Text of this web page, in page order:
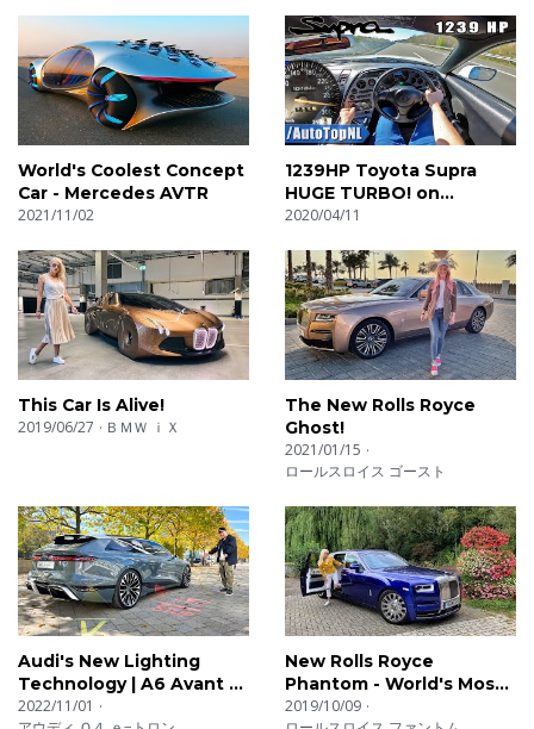
di scarichi, riprese onboard, test di accelerazione con
launch control (0-100, 0-200) e il suono unico e
riconoscibile di ogni auto. Supersportive, hothatches e
berline cavallate.. Proviamo di tutto!!
ES: Auto-Top es una empresa de pruebas y grabación
de coches sincera. No estamos interesados en la
echando humo, es todo lo que nos interesa oir!
Hacemos reviews de todo tipo de coches. En las listas
de reproducción podéis encontrar desde sonidos del
ultramundo hasta tests de aceleración (0-100, 0-200),
cámaras a bordo de los coches, hasta el sonido de
aceleración de cada coche. Coches exóticos, coches
compactos, deportivos. Lo tenemos todo
World's Coolest Concept
Car - Mercedes AVTR
2021/11/02
1239HP Toyota Supra
HUGE TURBO! on
AUTOBAHN (NO SPEED
2020/04/11
This Car Is Alive!
2019/06/27 ＢＭＷ ｉＸ
The New Rolls Royce
Ghost!
2021/01/15
ロールスロイス ゴースト
Audi's New Lighting
Technology | A6 Avant e-
Tron
2022/11/01
New Rolls Royce
Phantom - World's Most
Luxurious Car!
2019/10/09